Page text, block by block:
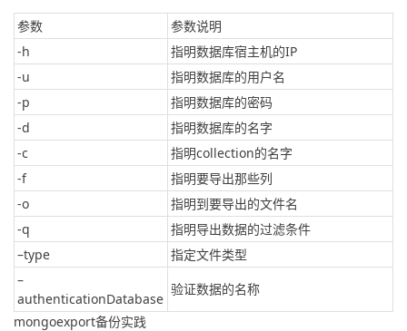
参数
参数说明
-h
指明数据库宿主机的IP
-u
指明数据库的用户名
-p
指明数据库的密码
-d
指明数据库的名字
-c
指明collection的名字
-f
指明要导出那些列
-o
指明到要导出的文件名
-q
指明导出数据的过滤条件
–type
指定文件类型
–
authenticationDatabase
验证数据的名称
mongoexport备份实践